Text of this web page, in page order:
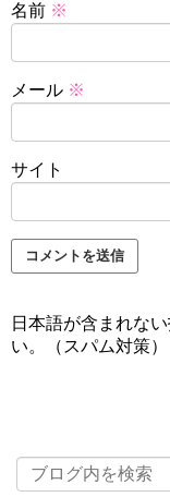
名前 ※
メール ※
サイト
日本語が含まれな
い。（スパム対策）